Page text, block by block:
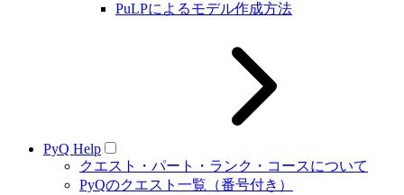
PuLPによるモデル作成方法
PyQ Help
クエスト・パート・ランク・コースについて
PyQのクエスト一覧（番号付き）